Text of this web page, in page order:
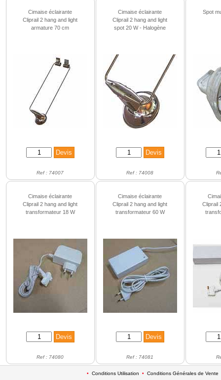
Cimaise éclairante
Cliprail 2 hang and light
armature 70 cm
Ref : 74007
Cimaise éclairante
Cliprail 2 hang and light
spot 20 W - Halogène
Ref : 74008
Spot
Cimaise éclairante
Cliprail 2 hang and light
transformateur 18 W
Ref : 74080
Cimaise éclairante
Cliprail 2 hang and light
transformateur 60 W
Ref : 74081
Cliprail
• Conditions Utilisation • Conditions Générales de Vente